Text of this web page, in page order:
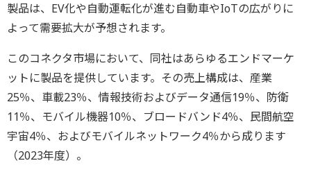
製品は、EV化や自動運転化が進む自動車やIoTの広がりに
よって需要拡大が予想されます。
このコネクタ市場において、同社はあらゆるエンドマーケ
ットに製品を提供しています。その売上構成は、産業
25％、車載23％、情報技術およびデータ通信19％、防衛
11％、モバイル機器10％、ブロードバンド4％、民間航空
宇宙4％、およびモバイルネットワーク4％から成ります
（2023年度）。